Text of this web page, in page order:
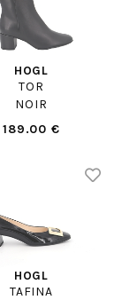
HOGL
TOR
NOIR
189.00 €
HOGL
TAFINA